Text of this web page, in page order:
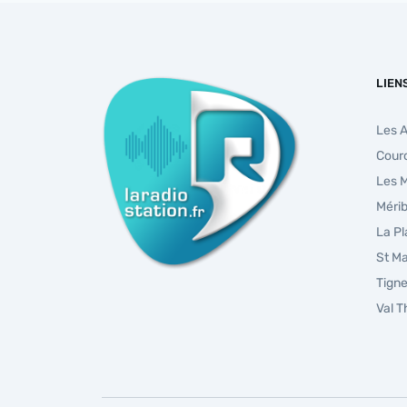
Les
Les
La
St
Val